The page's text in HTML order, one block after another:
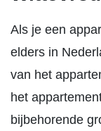
Als je een
elders in
van het
het
bijbehorende